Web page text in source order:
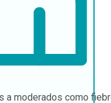
a moderados como